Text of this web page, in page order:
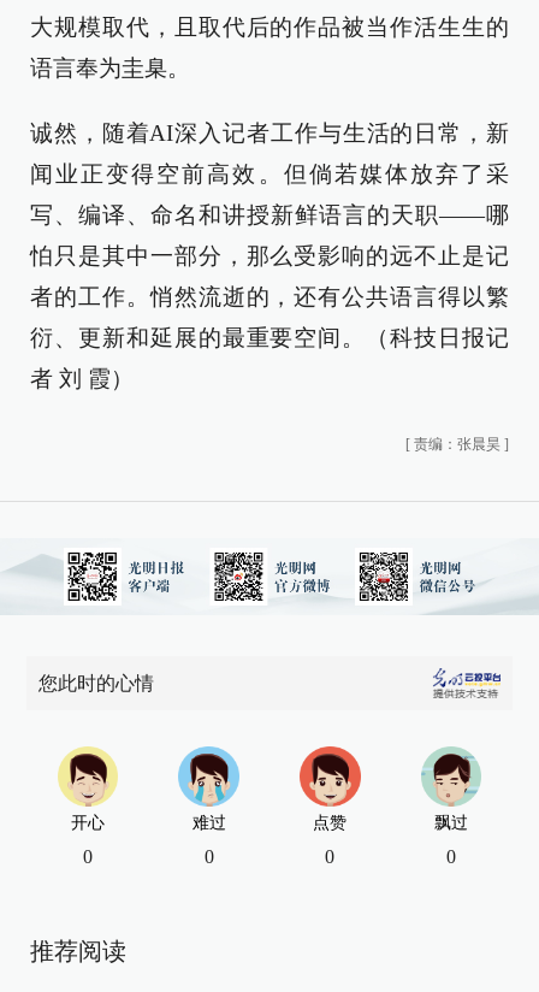
大规模取代，且取代后的作品被当作活生生的
语言奉为圭臬。
诚然，随着AI深入记者工作与生活的日常，新
闻业正变得空前高效。但倘若媒体放弃了采
写、编译、命名和讲授新鲜语言的天职——哪
怕只是其中一部分，那么受影响的远不止是记
者的工作。悄然流逝的，还有公共语言得以繁
衍、更新和延展的最重要空间。（科技日报记
者 刘 霞）
[ 责编：张晨昊 ]
您此时的心情
开心
0
难过
0
点赞
0
飘过
0
推荐阅读